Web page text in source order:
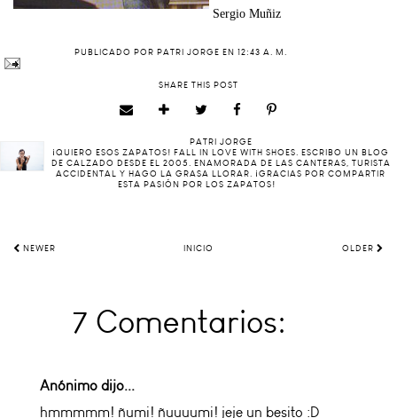
Sergio Muñiz
PUBLICADO POR PATRI JORGE EN 12:43 A. M.
SHARE THIS POST
PATRI JORGE
¡QUIERO ESOS ZAPATOS! FALL IN LOVE WITH SHOES. ESCRIBO UN BLOG
DE CALZADO DESDE EL 2005. ENAMORADA DE LAS CANTERAS, TURISTA
ACCIDENTAL Y HAGO LA GRASA LLORAR. ¡GRACIAS POR COMPARTIR
ESTA PASIÓN POR LOS ZAPATOS!
NEWER INICIO OLDER
7 Comentarios:
Anónimo dijo...
hmmmmm! ñumi! ñuuuumi! jeje un besito :D